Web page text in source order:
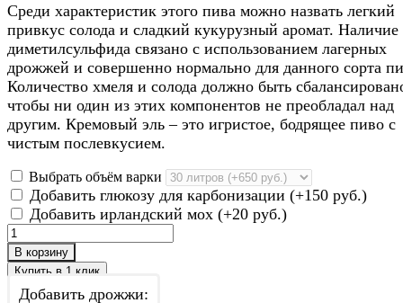
Среди характеристик этого пива можно назвать легкий
привкус солода и сладкий кукурузный аромат. Наличие
диметилсульфида связано с использованием лагерных
дрожжей и совершенно нормально для данного сорта
Количество хмеля и солода должно быть
чтобы ни один из этих компонентов не преобладал над
другим. Кремовый эль – это игристое, бодрящее пиво с
чистым послевкусием.
Выбрать объём варки
Добавить глюкозу для карбонизации (+150 руб.)
Добавить ирландский мох (+20 руб.)
В корзину
Добавить дрожжи: